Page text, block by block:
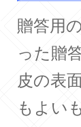
贈答用
った贈
皮の表
もよい